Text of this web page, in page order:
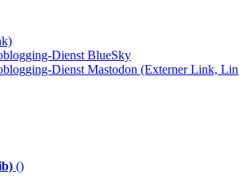
Dienst BlueSky
Dienst Mastodon (Externer Link,
()